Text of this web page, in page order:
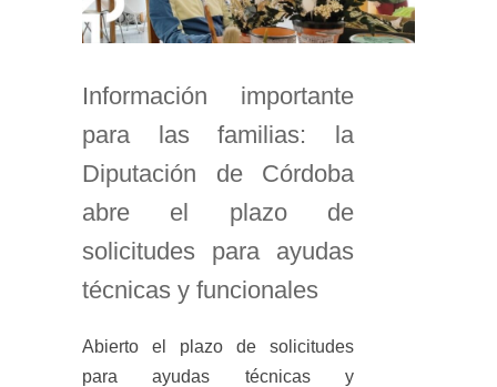
Información importante
para las familias: la
Diputación de Córdoba
abre el plazo de
solicitudes para ayudas
técnicas y funcionales
Abierto el plazo de solicitudes
para ayudas técnicas y